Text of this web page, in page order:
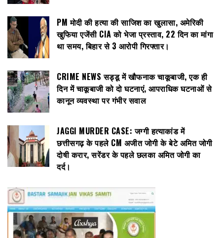
PM मोदी की हत्या की साजिश का खुलासा, अमेरिकी
खुफिया एजेंसी CIA को भेजा प्रस्ताव, 22 दिन का मांगा
था समय, बिहार से 3 आरोपी गिरफ्तार।
CRIME NEWS सड्डू में खौफनाक चाकूबाजी, एक ही
दिन में चाकूबाजी को दो घटनाएं, आपराधिक घटनाओं से
कानून व्यवस्था पर गंभीर सवाल
JAGGI MURDER CASE: जग्गी हत्याकांड में
छत्तीसगढ़ के पहले CM अजीत जोगी के बेटे अमित जोगी
दोषी करार, सरेंडर के पहले छलका अमित जोगी का
दर्द।